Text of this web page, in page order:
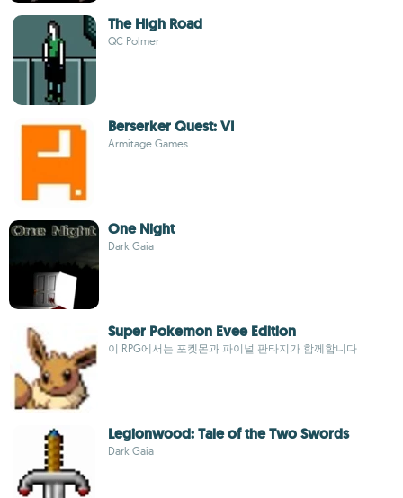
The High Road
QC Polmer
Berserker Quest: VI
Armitage Games
One Night
Dark Gaia
Super Pokemon Evee Edition
이 RPG에서는 포켓몬과 파이널 판타지가 함께합니다
Legionwood: Tale of the Two Swords
Dark Gaia